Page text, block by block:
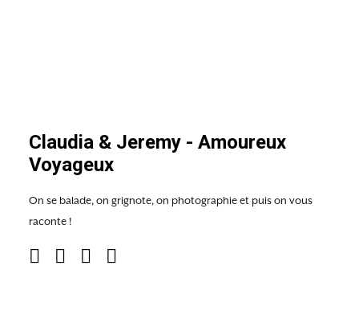
Claudia & Jeremy - Amoureux
Voyageux
On se balade, on grignote, on photographie et puis on vous
raconte !